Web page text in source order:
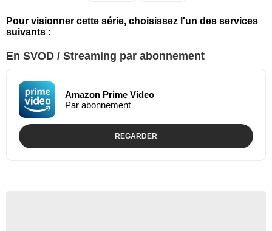
Pour visionner cette série, choisissez l'un des services
suivants :
En SVOD / Streaming par abonnement
Amazon Prime Video
Par abonnement
REGARDER